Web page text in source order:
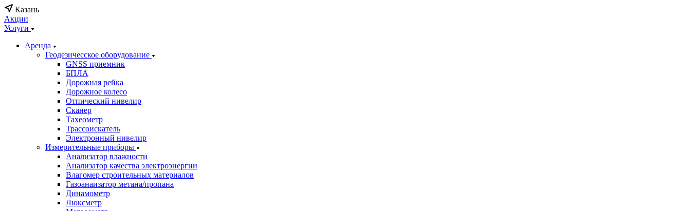
Казань
Акции
Услуги
Аренда
Геодезичесское оборудование
GNSS приемник
БПЛА
Дорожная рейка
Дорожное колесо
Отпический нивелир
Сканер
Тахеометр
Трассоискатель
Электронный нивелир
Измерительные приборы
Анализатор влажности
Анализатор качества электроэнергии
Влагомер строительных материалов
Газоанаизатор метана/пропана
Динамометр
Люксметр